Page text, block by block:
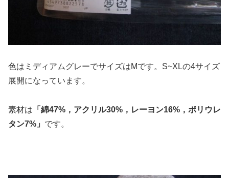
色はミディアムグレーでサイズはMです。S~XLの4サイズ
展開になっています。
素材は 「綿47%，アクリル30%，レーヨン16%，ポリウレ
タン7%」 です。